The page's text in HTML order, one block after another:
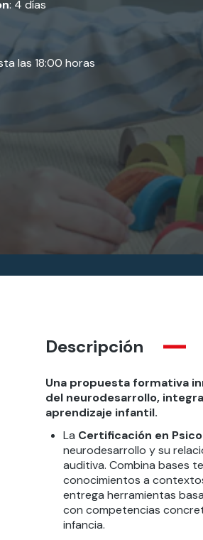
: 4 días
las 18:00 horas
Descripción
Una propuesta formativa
del neurodesarrollo,
aprendizaje infantil.
La Certificación en
neurodesarrollo y su
auditiva. Combina bases
conocimientos a
entrega herramientas
con competencias
infancia.